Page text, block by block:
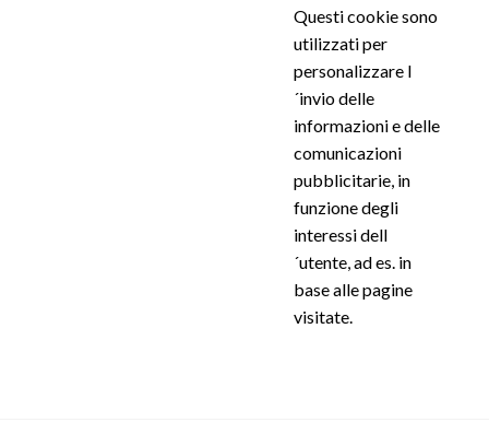
Questi cookie sono
utilizzati per
personalizzare l
´invio delle
informazioni e delle
comunicazioni
pubblicitarie, in
funzione degli
interessi dell
´utente, ad es. in
base alle pagine
visitate.